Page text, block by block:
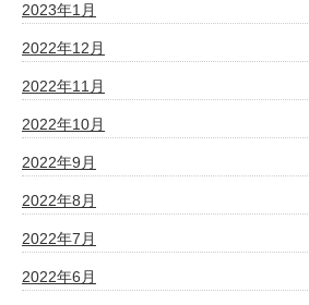
2023年1月
2022年12月
2022年11月
2022年10月
2022年9月
2022年8月
2022年7月
2022年6月